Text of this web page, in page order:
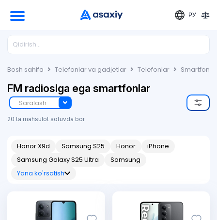
РУ
Bosh sahifa Telefonlar va gadjetlar Telefonlar
FM radiosiga ega smartfonlar
Saralash
20 ta mahsulot sotuvda bor
Honor X9d Samsung S25 Honor
iPhone
Samsung Galaxy S25 Ultra
Samsung
Yana ko'rsatish